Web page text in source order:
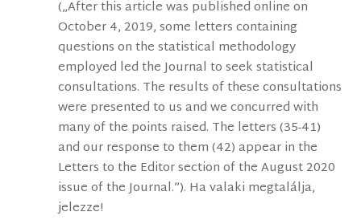
(„After this article was published online on
October 4, 2019, some letters containing
questions on the statistical methodology
employed led the Journal to seek statistical
consultations. The results of these consultations
were presented to us and we concurred with
many of the points raised. The letters (35-41)
and our response to them (42) appear in the
Letters to the Editor section of the August 2020
issue of the Journal.”). Ha valaki megtalálja,
jelezze!